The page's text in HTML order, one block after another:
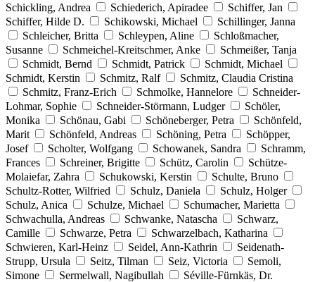
Schickling, Andrea
Schiederich, Apiradee
Schiffer, Jan
Schiffer, Hilde D.
Schikowski, Michael
Schillinger, Janna
Schleicher, Britta
Schleypen, Aline
Schloßmacher,
Susanne
Schmeichel-Kreitschmer, Anke
Schmeißer, Tanja
Schmidt, Bernd
Schmidt, Patrick
Schmidt, Michael
Schmidt, Kerstin
Schmitz, Ralf
Schmitz, Claudia Cristina
Schmitz, Franz-Erich
Schmolke, Hannelore
Schneider-
Lohmar, Sophie
Schneider-Störmann, Ludger
Schöler,
Monika
Schönau, Gabi Schöneberger, Petra
Schönfeld,
Marit
Schönfeld, Andreas Schöning, Petra
Schöpper,
Josef
Scholter, Wolfgang Schowanek, Sandra
Schramm,
Frances
Schreiner, Brigitte Schütz, Carolin
Schütze-
Molaiefar, Zahra
Schukowski, Kerstin
Schulte, Bruno
Schultz-Rotter, Wilfried
Schulz, Daniela
Schulz, Holger
Schulz, Anica
Schulze, Michael
Schumacher, Marietta
Schwachulla, Andreas
Schwanke, Natascha
Schwarz,
Camille
Schwarze, Petra
Schwarzelbach, Katharina
Schwieren, Karl-Heinz
Seidel, Ann-Kathrin
Seidenath-
Strupp, Ursula
Seitz, Tilman Seiz, Victoria
Semoli,
Simone
Sermelwall, Nagibullah
Séville-Fürnkäs, Dr.